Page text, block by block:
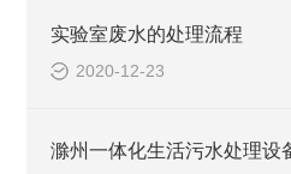
实验室废水的处理流程
2020-12-23